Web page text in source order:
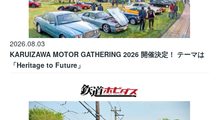
2026.08.03
KARUIZAWA MOTOR GATHERING 2026 開催決定！ テーマは
「Heritage to Future」